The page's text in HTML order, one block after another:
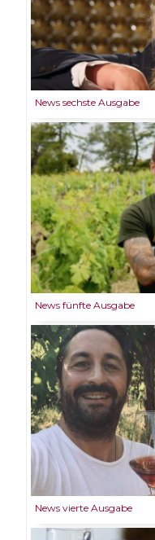
News sechste Ausgabe
News fünfte Ausgabe
News vierte Ausgabe